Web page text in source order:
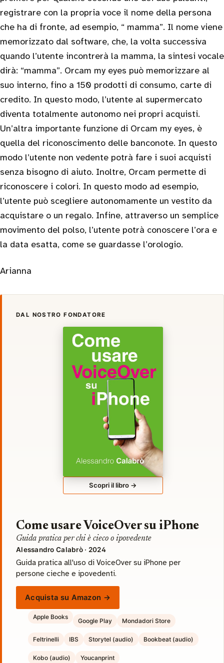
registrare con la propria voce il nome della persona
che ha di fronte, ad esempio, “ mamma”. Il nome viene
memorizzato dal software, che, la volta successiva
quando l’utente incontrerà la mamma, la sintesi vocale
dirà: “mamma”. Orcam my eyes può memorizzare al
suo interno, fino a 150 prodotti di consumo, carte di
credito. In questo modo, l’utente al supermercato
diventa totalmente autonomo nei propri acquisti.
Un’altra importante funzione di Orcam my eyes, è
quella del riconoscimento delle banconote. In questo
modo l’utente non vedente potrà fare i suoi acquisti
senza bisogno di aiuto. Inoltre, Orcam permette di
riconoscere i colori. In questo modo ad esempio,
l’utente può scegliere autonomamente un vestito da
acquistare o un regalo. Infine, attraverso un semplice
movimento del polso, l’utente potrà conoscere l’ora e
la data esatta, come se guardasse l’orologio.
Arianna
DAL NOSTRO FONDATORE
Scopri il libro →
Come usare VoiceOver su iPhone
Guida pratica per chi è cieco o ipovedente
Alessandro Calabrò · 2024
Guida pratica all'uso di VoiceOver su iPhone per
persone cieche e ipovedenti.
Acquista su Amazon →
Apple Books
Google Play Mondadori Store
Feltrinelli IBS Storytel (audio) Bookbeat (audio)
Kobo (audio) Youcanprint